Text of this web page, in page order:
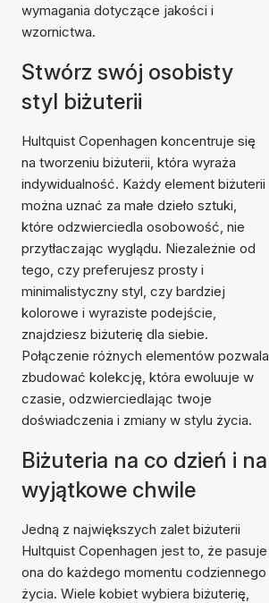
wymagania dotyczące jakości i
wzornictwa.
Stwórz swój osobisty
styl biżuterii
Hultquist Copenhagen koncentruje się
na tworzeniu biżuterii, która wyraża
indywidualność. Każdy element biżuterii
można uznać za małe dzieło sztuki,
które odzwierciedla osobowość, nie
przytłaczając wyglądu. Niezależnie od
tego, czy preferujesz prosty i
minimalistyczny styl, czy bardziej
kolorowe i wyraziste podejście,
znajdziesz biżuterię dla siebie.
Połączenie różnych elementów pozwala
zbudować kolekcję, która ewoluuje w
czasie, odzwierciedlając twoje
doświadczenia i zmiany w stylu życia.
Biżuteria na co dzień i na
wyjątkowe chwile
Jedną z największych zalet biżuterii
Hultquist Copenhagen jest to, że pasuje
ona do każdego momentu codziennego
życia. Wiele kobiet wybiera biżuterię,